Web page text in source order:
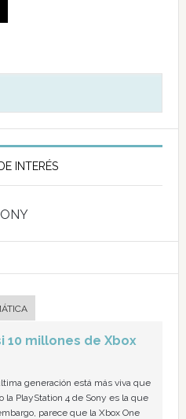
INTERÉS
10 millones de Xbox
generación está más viva que
PlayStation 4 de Sony es la que
parece que la Xbox One